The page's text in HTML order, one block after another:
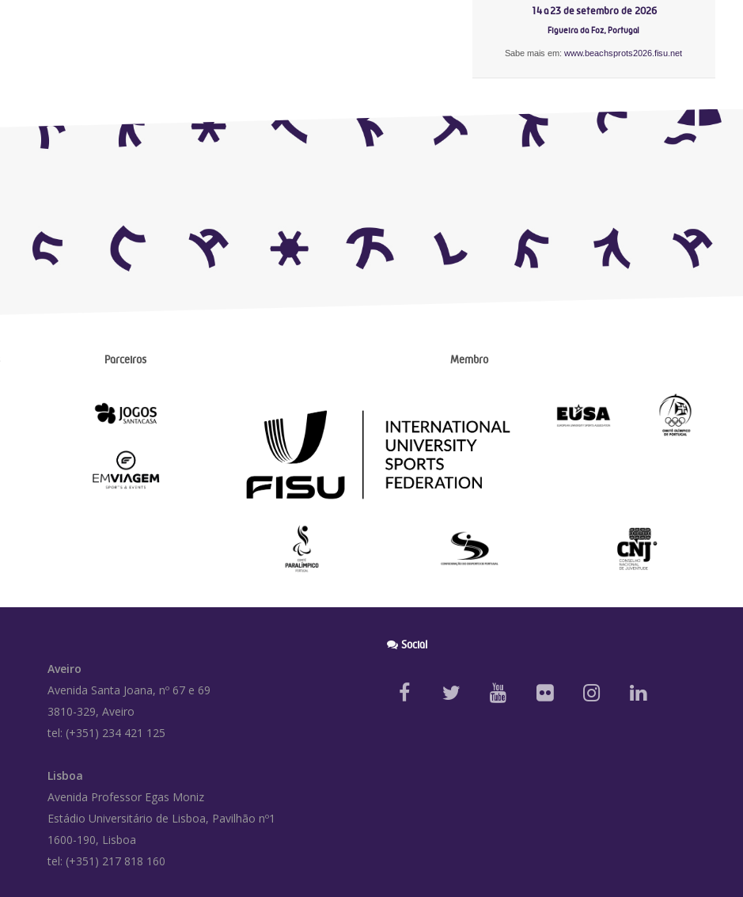
14 a 23 de setembro de 2026
Figueira da Foz, Portugal
Sabe mais em:www.beachsprots2026.fisu.net
Parceiros Membro
Aveiro
Avenida Santa Joana, nº 67 e 69
3810-329, Aveiro
tel: (+351) 234 421 125
Lisboa
Avenida Professor Egas Moniz
Estádio Universitário de Lisboa, Pavilhão nº1
1600-190, Lisboa
tel: (+351) 217 818 160
Social